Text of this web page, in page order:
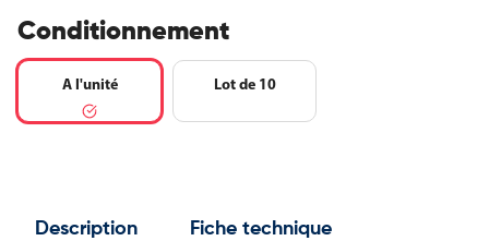
Conditionnement
A l'unité Lot de 10
Description Fiche technique